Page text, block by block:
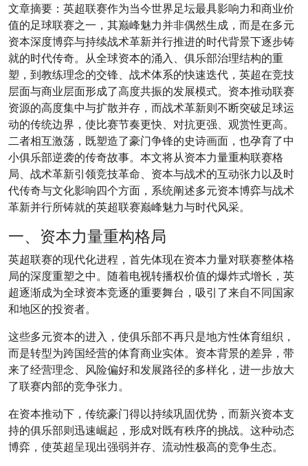
文章摘要：英超联赛作为当今世界足坛最具影响力和商业价
值的足球联赛之一，其巅峰魅力并非偶然生成，而是在多元
资本深度博弈与持续战术革新并行推进的时代背景下逐步铸
就的时代传奇。从全球资本的涌入、俱乐部治理结构的重
塑，到教练理念的交锋、战术体系的快速迭代，英超在竞技
层面与商业层面形成了高度共振的发展模式。资本推动联赛
资源的高度集中与扩散并存，而战术革新则不断突破足球运
动的传统边界，使比赛节奏更快、对抗更强、观赏性更高。
二者相互激荡，既塑造了豪门争锋的史诗画面，也孕育了中
小俱乐部逆袭的传奇故事。本文将从资本力量重构联赛格
局、战术革新引领竞技革命、资本与战术的互动张力以及时
代传奇与文化影响四个方面，系统阐述多元资本博弈与战术
革新并行所铸就的英超联赛巅峰魅力与时代风采。
一、资本力量重构格局
英超联赛的现代化进程，首先体现在资本力量对联赛整体格
局的深度重塑之中。随着电视转播权价值的爆炸式增长，英
超逐渐成为全球资本竞逐的重要舞台，吸引了来自不同国家
和地区的投资者。
这些多元资本的进入，使俱乐部不再只是地方性体育组织，
而是转型为跨国经营的体育商业实体。资本背景的差异，带
来了经营理念、风险偏好和发展路径的多样化，进一步放大
了联赛内部的竞争张力。
在资本推动下，传统豪门得以持续巩固优势，而新兴资本支
持的俱乐部则迅速崛起，形成对既有秩序的挑战。这种动态
博弈，使英超呈现出强弱并存、流动性极高的竞争生态。